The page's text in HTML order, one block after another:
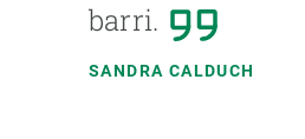
barri.
SANDRA CALDUCH